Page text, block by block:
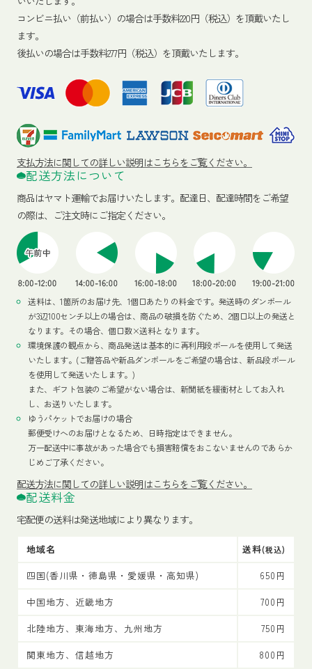
コンビニ払い（前払い）の場合は手数料220円（税込）を頂戴いたし
ます。
後払いの場合は手数料277円（税込）を頂戴いたします。
支払方法に関しての詳しい説明はこちらをご覧ください。
配送方法について
商品はヤマト運輸でお届けいたします。 配達日、配達時間をご希望
の際は、ご注文時にご指定ください。
送料は、1箇所のお届け先、1個口あたりの料金です。発送時のダンボール
が3辺100センチ以上の場合は、商品の破損を防ぐため、2個口以上の発送と
なります。その場合、個口数×送料となります。
環境保護の観点から、商品発送は基本的に再利用段ボールを使用して発送
いたします。(ご贈答品や新品ダンボールをご希望の場合は、新品段ボール
を使用して発送いたします。)
また、ギフト包装のご希望がない場合は、新聞紙を緩衝材としてお入れ
し、お送りいたします。
ゆうパケットでお届けの場合
郵便受けへのお届けとなるため、日時指定はできません。
万一配送中に事故があった場合でも損害賠償をおこないませんのであらか
じめご了承ください。
配送方法に関しての詳しい説明はこちらをご覧ください。
配送料金
宅配便の送料は発送地域により異なります。
地域名 送料(税込)
四国(香川県・徳島県・愛媛県・高知県)
650円
中国地方、近畿地方
700円
北陸地方、東海地方、九州地方
750円
関東地方、信越地方
800円